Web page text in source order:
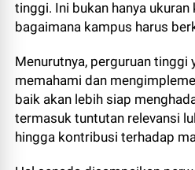
tinggi. Ini bukan hanya
bagaimana kampus harus
Menurutnya, perguruan tinggi
memahami dan
baik akan lebih siap
termasuk tuntutan relevansi
hingga kontribusi terhadap